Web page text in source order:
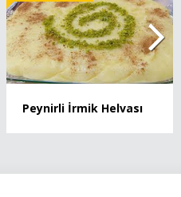
Peynirli İrmik Helvası